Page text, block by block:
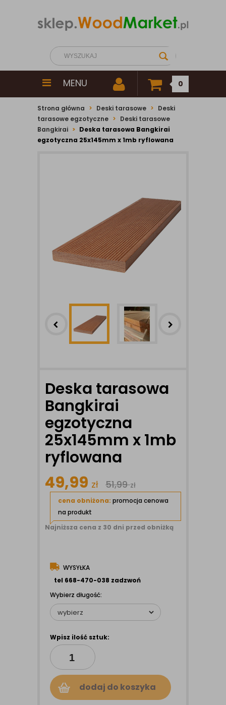
MENU 0
Strona główna Deski tarasowe
Deski
tarasowe egzotyczne
Deski tarasowe
Bangkirai
Deska tarasowa Bangkirai
egzotyczna 25x145mm x 1mb ryflowana
Deska tarasowa
Bangkirai
egzotyczna
25x145mm x 1mb
ryflowana
49,99 zł 51,99zł
cena obniżona: promocja cenowa
na produkt
Najniższa cena z 30 dni przed obniżką
WYSYŁKA
tel 668-470-038 zadzwoń
Wybierz długość:
Wpisz ilość sztuk:
dodaj do koszyka